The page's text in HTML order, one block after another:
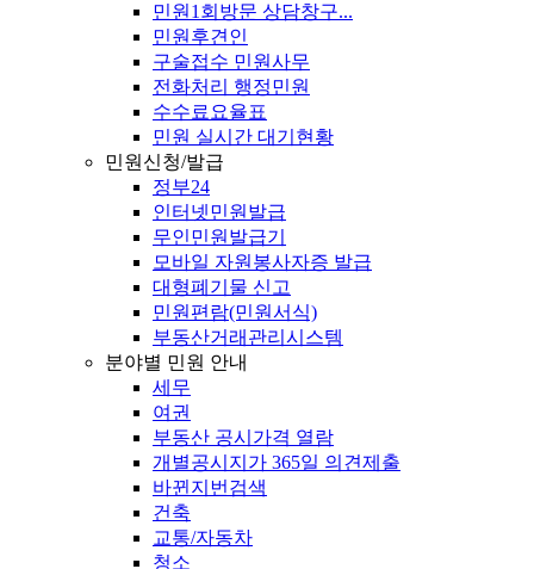
민원1회방문 상담창구...
민원후견인
구술접수 민원사무
전화처리 행정민원
수수료요율표
민원 실시간 대기현황
민원신청/발급
정부24
인터넷민원발급
무인민원발급기
모바일 자원봉사자증 발급
대형폐기물 신고
민원편람(민원서식)
부동산거래관리시스템
분야별 민원 안내
세무
여권
부동산 공시가격 열람
개별공시지가 365일 의견제출
바뀐지번검색
건축
교통/자동차
청소